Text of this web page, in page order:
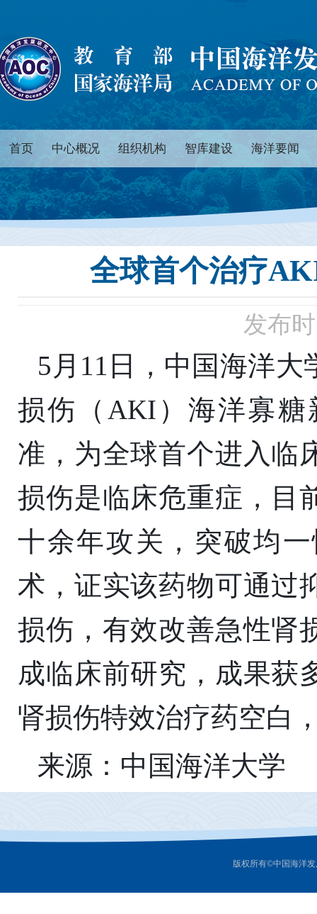
首页 中心概况 组织机构 智库建设 海洋要闻
全球首个治疗
发布
5月11日，中国海洋
损伤（AKI）海洋寡
准，为全球首个进入临
损伤是临床危重症，目
十余年攻关，突破均
术，证实该药物可通过
损伤，有效改善急性肾
成临床前研究，成果获
肾损伤特效治疗药空白
来源：中国海洋大学
版权所有©中国海洋发